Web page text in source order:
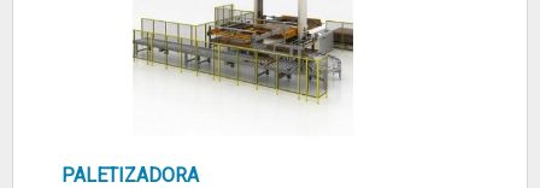
PALETIZADORA